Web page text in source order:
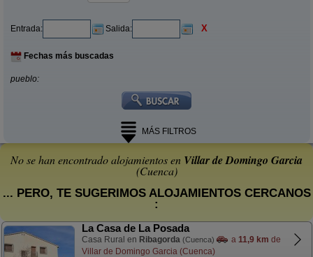
Entrada: Salida: X
Fechas más buscadas
pueblo:
MÁS FILTROS
No se han encontrado alojamientos en Villar de Domingo Garcia
(Cuenca)
... PERO, TE SUGERIMOS ALOJAMIENTOS CERCANOS
:
La Casa de La Posada
Casa Rural en Ribagorda (Cuenca) a 11,9 km de
Villar de Domingo Garcia (Cuenca)